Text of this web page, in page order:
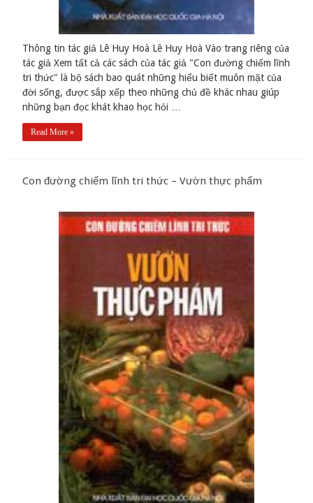
Thông tin tác giả Lê Huy Hoà Lê Huy Hoà Vào trang riêng của
tác giả Xem tất cả các sách của tác giả "Con đường chiếm lĩnh
tri thức" là bộ sách bao quát những hiểu biết muôn mặt của
đời sống, được sắp xếp theo những chủ đề khác nhau giúp
những bạn đọc khát khao học hỏi …
Read More »
Con đường chiếm lĩnh tri thức – Vườn thực phẩm